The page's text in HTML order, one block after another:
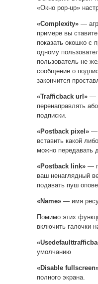
«Окно pop-up»
«Complexity» —
примере вы
показать окошко с
одному
пользователь не
сообщение о
закончится
«Trafficback url» —
перенаправлять
подписки.
«Postback pixel» —
вставить какой
можно передавать
«Postback link» —
ваш ненаглядный
подавать пуш
«Name» — имя
Помимо этих
включить галочки
умолчанию
«Disable
полного экрана.